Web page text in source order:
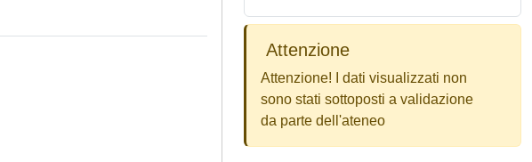
Attenzione
Attenzione! I dati visualizzati non
sono stati sottoposti a validazione
da parte dell'ateneo